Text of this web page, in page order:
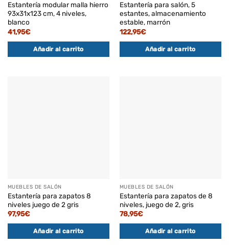
Estantería modular malla hierro
93x31x123 cm, 4 niveles,
blanco
41,95€
Añadir al carrito
Estantería para salón, 5
estantes, almacenamiento
estable, marrón
122,95€
Añadir al carrito
MUEBLES DE SALÓN
Estantería para zapatos 8
niveles juego de 2 gris
97,95€
Añadir al carrito
MUEBLES DE SALÓN
Estantería para zapatos de 8
niveles, juego de 2, gris
78,95€
Añadir al carrito